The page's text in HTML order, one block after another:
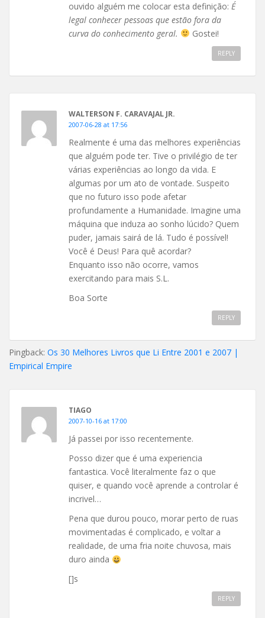
ouvido alguém me colocar esta definição: É
legal conhecer pessoas que estão fora da
curva do conhecimento geral.
Gostei!
REPLY
WALTERSON F. CARAVAJAL JR.
2007-06-28 at 17:56
Realmente é uma das melhores experiências
que alguém pode ter. Tive o privilégio de ter
várias experiências ao longo da vida. E
algumas por um ato de vontade. Suspeito
que no futuro isso pode afetar
profundamente a Humanidade. Imagine uma
máquina que induza ao sonho lúcido? Quem
puder, jamais sairá de lá. Tudo é possível!
Você é Deus! Para quê acordar?
Enquanto isso não ocorre, vamos
exercitando para mais S.L.
Boa Sorte
REPLY
Pingback: Os 30 Melhores Livros que Li Entre 2001 e 2007 |
Empirical Empire
TIAGO
2007-10-16 at 17:00
Já passei por isso recentemente.
Posso dizer que é uma experiencia
fantastica. Você literalmente faz o que
quiser, e quando você aprende a controlar é
incrivel…
Pena que durou pouco, morar perto de ruas
movimentadas é complicado, e voltar a
realidade, de uma fria noite chuvosa, mais
duro ainda
[]s
REPLY